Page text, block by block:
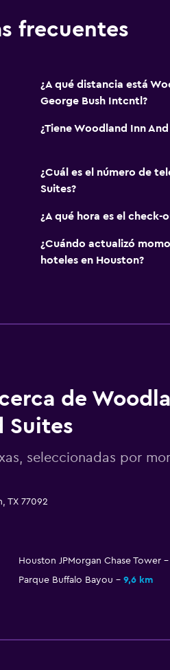
frecuentes
¿A qué distancia está
George Bush Intcntl?
¿Tiene Woodland Inn
¿Cuál es el número de
Suites?
¿A qué hora es el check-
¿Cuándo actualizó
hoteles en Houston?
de
Suites
seleccionadas por
TX 77092
Houston JPMorgan Chase Tower
Parque Buffalo Bayou 9,6 km